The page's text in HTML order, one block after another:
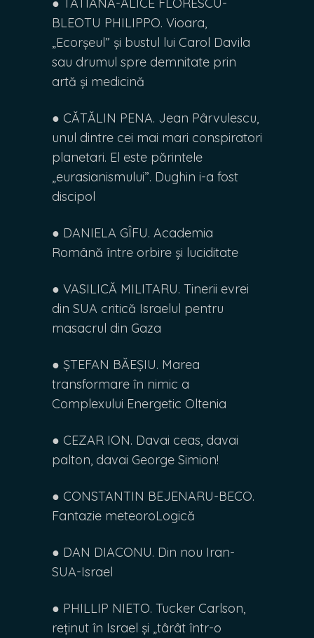
BLEOTU PHILIPPO. Vioara,
„Ecorșeul” și bustul lui Carol Davila
sau drumul spre demnitate prin
artă și medicină
● CĂTĂLIN PENA. Jean Pârvulescu,
unul dintre cei mai mari conspiratori
planetari. El este părintele
„eurasianismului”. Dughin i-a fost
discipol
● DANIELA GÎFU. Academia
Română între orbire și luciditate
● VASILICĂ MILITARU. Tinerii evrei
din SUA critică Israelul pentru
masacrul din Gaza
● ȘTEFAN BĂEȘIU. Marea
transformare în nimic a
Complexului Energetic Oltenia
● CEZAR ION. Davai ceas, davai
palton, davai George Simion!
● CONSTANTIN BEJENARU-BECO.
Fantazie meteoroLogică
● DAN DIACONU. Din nou Iran-
SUA-Israel
● PHILLIP NIETO. Tucker Carlson,
reținut în Israel și „târât într-o